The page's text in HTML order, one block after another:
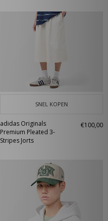
SNEL KOPEN
adidas Originals
Premium Pleated 3-
Stripes Jorts
€100,00